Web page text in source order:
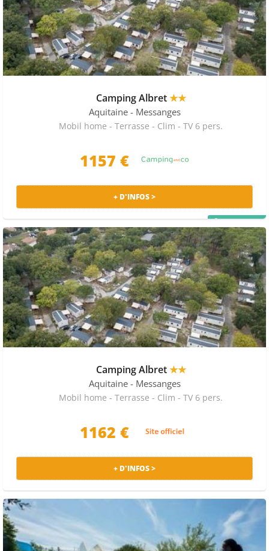
Camping Albret★★
Aquitaine - Messanges
Mobil home - Terrasse - Clim - TV 6 pers.
1157 €
+ D'INFOS >
Camping Albret★★
Aquitaine - Messanges
Mobil home - Terrasse - Clim - TV 6 pers.
1162 €
+ D'INFOS >